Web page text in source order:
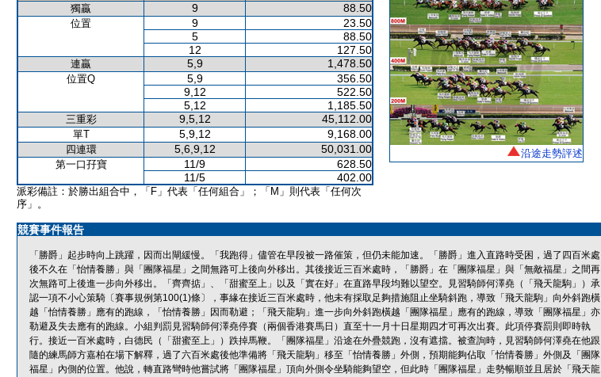
獨贏
9 88.50
位置 9
23.50
5
88.50
12
127.50
連贏 5,9 1,478.50
位置Q 5,9
356.50
9,12
522.50
5,12
1,185.50
三重彩 9,5,12 45,112.00
單T 5,9,12 9,168.00
四連環 5,6,9,12 50,031.00
第一口孖寶 11/9
628.50
11/5
402.00
派彩備註：於勝出組合中，「F」代表「任何組合」；「M」則代表「任何次
序」。
沿途走勢評述
競賽事件報告
「勝爵」起步時向上跳躍，因而出閘緩慢。「我跑得」儘管在早段被一路催策，但仍未能加速。「勝爵」進入直路時受困，過了四百米處
後不久在「怡情養勝」與「團隊福星」之間無路可上後向外移出。其後接近三百米處時，「勝爵」在「團隊福星」與「無敵福星」之間再
次無路可上後進一步向外移出。「齊齊掂」、「甜蜜至上」以及「實在好」在直路早段均難以望空。見習騎師何澤堯（「飛天龍駒」）承
認一項不小心策騎〔賽事規例第100(1)條〕，事緣在接近三百米處時，他未有採取足夠措施阻止坐騎斜跑，導致「飛天龍駒」向外斜跑橫
越「怡情養勝」應有的跑線，「怡情養勝」因而勒避；「飛天龍駒」進一步向外斜跑橫越「團隊福星」應有的跑線，導致「團隊福星」亦
勒避及失去應有的跑線。小組判罰見習騎師何澤堯停賽（兩個香港賽馬日）直至十一月十日星期四才可再次出賽。此項停賽罰則即時執
行。接近一百米處時，白德民（「甜蜜至上」）跌掉馬鞭。「團隊福星」沿途在外疊競跑，沒有遮擋。被查詢時，見習騎師何澤堯在他跟
隨的練馬師方嘉柏在場下解釋，過了六百米處後他準備將「飛天龍駒」移至「怡情養勝」外側，預期能夠佔取「怡情養勝」外側及「團隊
福星」內側的位置。他說，轉直路彎時他嘗試將「團隊福星」頂向外側令坐騎能夠望空，但此時「團隊福星」走勢暢順並且居於「飛天龍